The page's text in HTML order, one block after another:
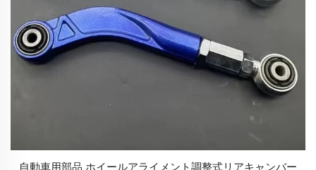
自動車用部品 ホイールアライメント調整式リアキャンバー